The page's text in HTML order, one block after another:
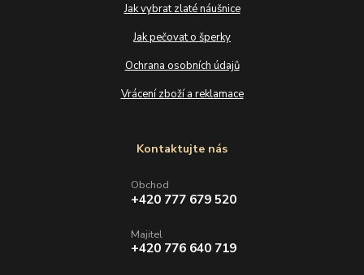
Jak vybrat zlaté náušnice
Jak pečovat o šperky
Ochrana osobních údajů
Vrácení zboží a reklamace
Kontaktujte nás
Obchod
+420 777 679 520
Majitel
+420 776 640 719